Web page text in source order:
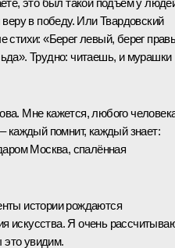
в победу. Или Твардовский
стихи: «Берег левый, берег
Трудно: читаешь, и мурашки
Мне кажется, любого
каждый помнит, каждый знает:
Москва, спалённая
истории рождаются
искусства. Я очень
это увидим.